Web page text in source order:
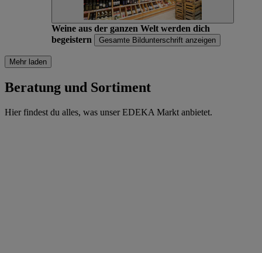
Weine aus der ganzen Welt werden dich
begeistern
Gesamte Bildunterschrift anzeigen
Mehr laden
Beratung und Sortiment
Hier findest du alles, was unser EDEKA Markt anbietet.